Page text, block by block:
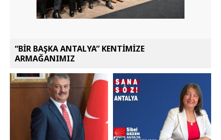
“BİR BAŞKA ANTALYA” KENTİMİZE
ARMAĞANIMIZ